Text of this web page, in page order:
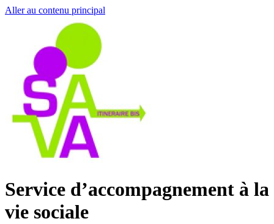
Aller au contenu principal
Service d’accompagnement à la
vie sociale